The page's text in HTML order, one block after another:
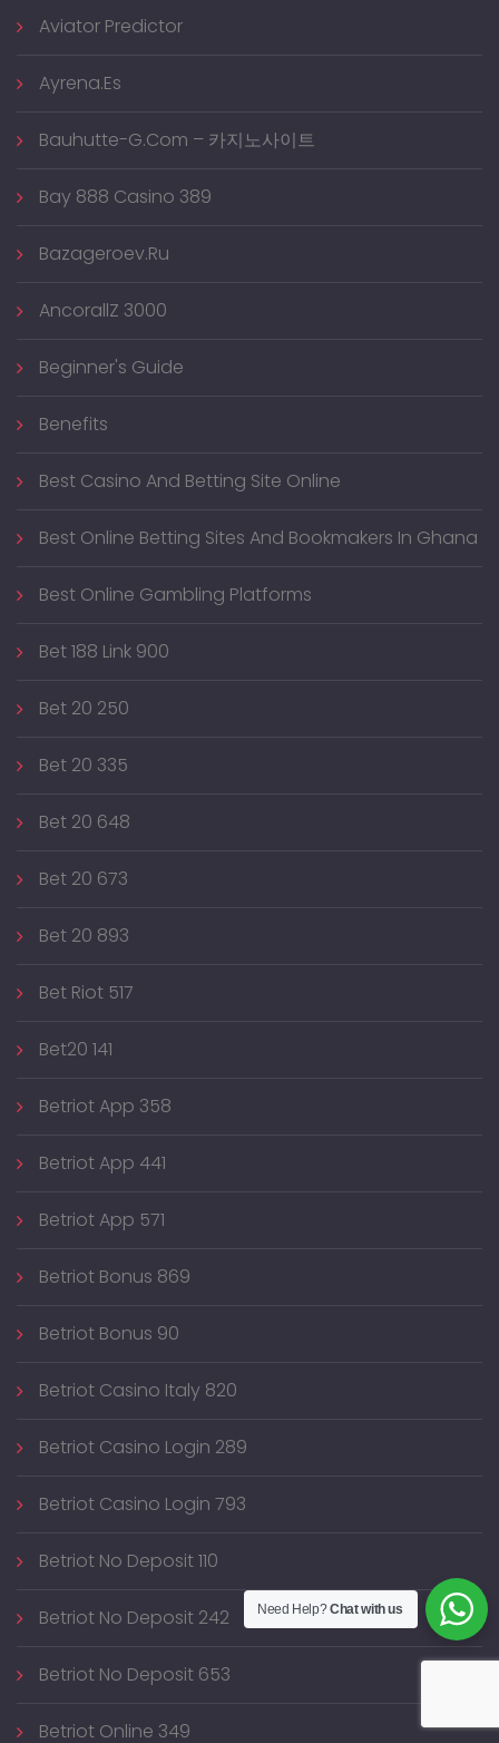
Aviator Predictor
Ayrena.es
Bauhutte-G.com – 카지노사이트
Bay 888 Casino 389
Bazageroev.ru
AncorallZ 3000
Beginner's Guide
Benefits
Best Casino And Betting Site Online
Best Online Betting Sites And Bookmakers In Ghana
Best Online Gambling Platforms
Bet 188 Link 900
Bet 20 250
Bet 20 335
Bet 20 648
Bet 20 673
Bet 20 893
Bet Riot 517
Bet20 141
Betriot App 358
Betriot App 441
Betriot App 571
Betriot Bonus 869
Betriot Bonus 90
Betriot Casino Italy 820
Betriot Casino Login 289
Betriot Casino Login 793
Betriot No Deposit 110
Betriot No Deposit 242
Betriot No Deposit 653
Betriot Online 349
Need Help?Chat with us